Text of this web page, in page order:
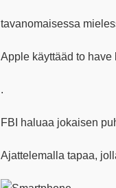
tavanomaisessa
Apple käyttääd to have
.
FBI haluaa jokaisen
Ajattelemalla tapaa,